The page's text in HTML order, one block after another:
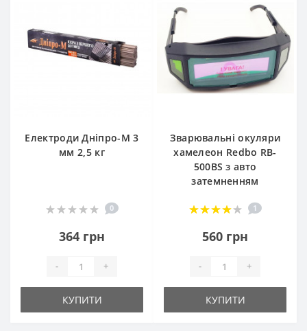
Електроди Дніпро-М 3
мм 2,5 кг
0
364 грн
- +
КУПИТИ
Зварювальні окуляри
хамелеон Redbo RB-
500BS з авто
затемненням
1
560 грн
- +
КУПИТИ